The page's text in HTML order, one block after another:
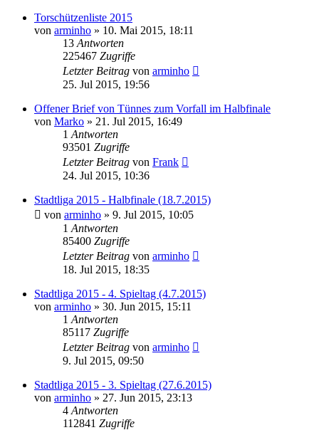
Torschützenliste 2015
von arminho » 10. Mai 2015, 18:11
13 Antworten
225467 Zugriffe
Letzter Beitrag von arminho
25. Jul 2015, 19:56
Offener Brief von Tünnes zum Vorfall im Halbfinale
von Marko » 21. Jul 2015, 16:49
1 Antworten
93501 Zugriffe
Letzter Beitrag von Frank
24. Jul 2015, 10:36
Stadtliga 2015 - Halbfinale (18.7.2015)
von arminho » 9. Jul 2015, 10:05
1 Antworten
85400 Zugriffe
Letzter Beitrag von arminho
18. Jul 2015, 18:35
Stadtliga 2015 - 4. Spieltag (4.7.2015)
von arminho » 30. Jun 2015, 15:11
1 Antworten
85117 Zugriffe
Letzter Beitrag von arminho
9. Jul 2015, 09:50
Stadtliga 2015 - 3. Spieltag (27.6.2015)
von arminho » 27. Jun 2015, 23:13
4 Antworten
112841 Zugriffe